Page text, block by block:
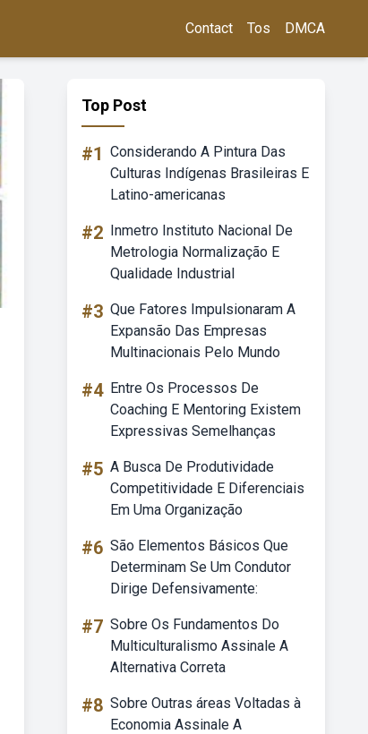
Contact Tos DMCA
Top Post
#1 Considerando A Pintura Das
Culturas Indígenas Brasileiras E
Latino-americanas
#2 Inmetro Instituto Nacional De
Metrologia Normalização E
Qualidade Industrial
#3 Que Fatores Impulsionaram A
Expansão Das Empresas
Multinacionais Pelo Mundo
#4 Entre Os Processos De
Coaching E Mentoring Existem
Expressivas Semelhanças
#5 A Busca De Produtividade
Competitividade E Diferenciais
Em Uma Organização
#6 São Elementos Básicos Que
Determinam Se Um Condutor
Dirige Defensivamente:
#7 Sobre Os Fundamentos Do
Multiculturalismo Assinale A
Alternativa Correta
#8 Sobre Outras áreas Voltadas à
Economia Assinale A